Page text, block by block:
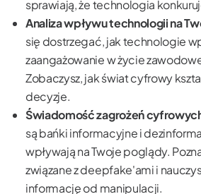
sprawiają, że technologia
Analiza wpływu technologii na
się dostrzegać, jak technologie
zaangażowanie w życie
Zobaczysz, jak świat cyfrowy
decyzje.
Świadomość zagrożeń
są bańki informacyjne i
wpływają na Twoje poglądy.
związane z deepfake'ami i
informację od manipulacji.